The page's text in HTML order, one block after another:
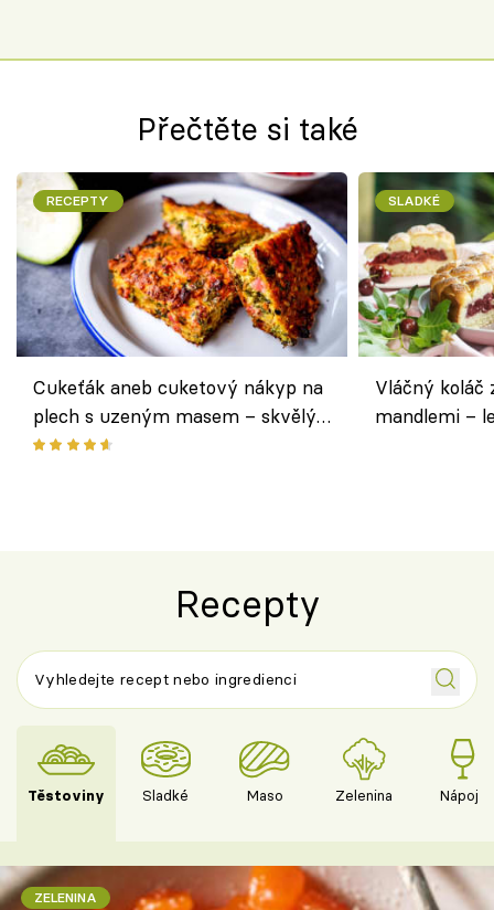
Přečtěte si také
RECEPTY
Cukeťák aneb cuketový nákyp na
plech s uzeným masem – skvělý
způsob, jak zpracovat přerostlé
SLADKÉ
Vláčný koláč
mandlemi –
Recepty
Těstoviny Sladké Maso Zelenina Nápoje
ZELENINA